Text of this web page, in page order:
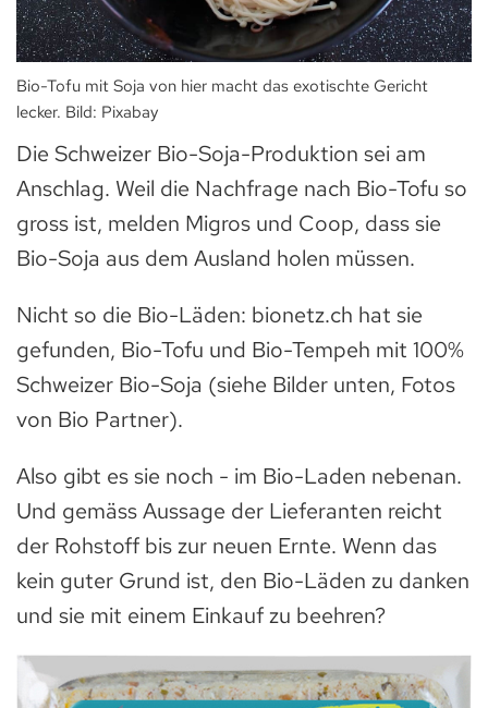
Bio-Tofu mit Soja von hier macht das exotischte Gericht
lecker. Bild: Pixabay
Die Schweizer Bio-Soja-Produktion sei am
Anschlag. Weil die Nachfrage nach Bio-Tofu so
gross ist, melden Migros und Coop, dass sie
Bio-Soja aus dem Ausland holen müssen.
Nicht so die Bio-Läden: bionetz.ch hat sie
gefunden, Bio-Tofu und Bio-Tempeh mit 100%
Schweizer Bio-Soja (siehe Bilder unten, Fotos
von Bio Partner).
Also gibt es sie noch - im Bio-Laden nebenan.
Und gemäss Aussage der Lieferanten reicht
der Rohstoff bis zur neuen Ernte. Wenn das
kein guter Grund ist, den Bio-Läden zu danken
und sie mit einem Einkauf zu beehren?